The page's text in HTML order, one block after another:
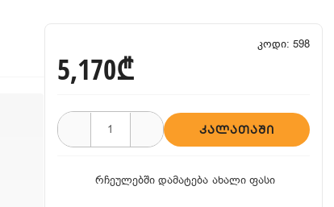
კოდი: 598
5,170₾
ᲙᲐᲚᲐᲗᲐᲨᲘ
რჩეულებში დამატება ახალი ფასი